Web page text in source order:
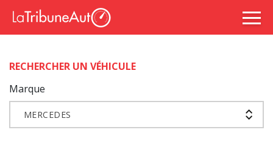
RECHERCHER UN VÉHICULE
Marque
MERCEDES